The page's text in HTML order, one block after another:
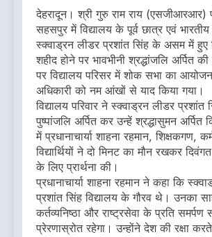
देहरादून। श्री गुरु राम राय
सहसपुर में विद्यालय के पूर्व छात्र एवं
स्क्वाड्रन लीडर प्रशांत सिंह के असम में हुए
शहीद होने पर भावभीनी श्रद्धांजलि अर्पित
पर विद्यालय परिसर में शोक सभा का
अधिकारी को नम आंखों से याद किया गया।
विद्यालय परिवार ने स्क्वाड्रन लीडर
पुष्पांजलि अर्पित कर उन्हें श्रद्धासुमन अर्पित
में प्रधानाचार्या शाहना रहमान, शिक्षकगण,
विद्यार्थियों ने दो मिनट का मौन रखकर
के लिए प्रार्थना की।
प्रधानाचार्या शाहना रहमान ने कहा कि
प्रशांत सिंह विद्यालय के गौरव थे। उनका
कर्तव्यनिष्ठा और राष्ट्रसेवा के प्रति समर्पण
प्रेरणास्रोत रहेगा। उन्होंने देश की रक्षा